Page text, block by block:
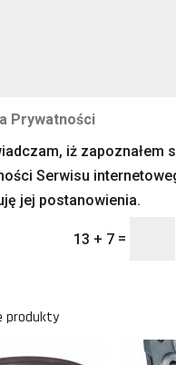
Prywatności
iż zapoznałem
Serwisu
jej postanowienia.
13 + 7 =
produkty